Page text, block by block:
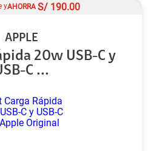
yAHORRA S/ 190.00
APPLE
20w USB-C y
C ...